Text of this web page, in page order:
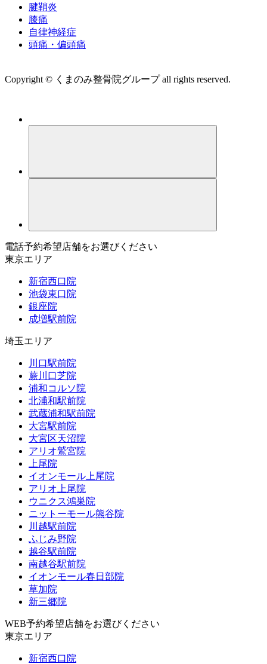
腱鞘炎
膝痛
自律神経症
頭痛・偏頭痛
Copyright © くまのみ整骨院グループ all rights reserved.
電話予約希望店舗をお選びください
東京エリア
新宿西口院
池袋東口院
銀座院
成増駅前院
埼玉エリア
川口駅前院
蕨川口芝院
浦和コルソ院
北浦和駅前院
武蔵浦和駅前院
大宮駅前院
大宮区天沼院
アリオ鷲宮院
上尾院
イオンモール上尾院
アリオ上尾院
ウニクス鴻巣院
ニットーモール熊谷院
川越駅前院
ふじみ野院
越谷駅前院
南越谷駅前院
イオンモール春日部院
草加院
新三郷院
WEB予約希望店舗をお選びください
東京エリア
新宿西口院